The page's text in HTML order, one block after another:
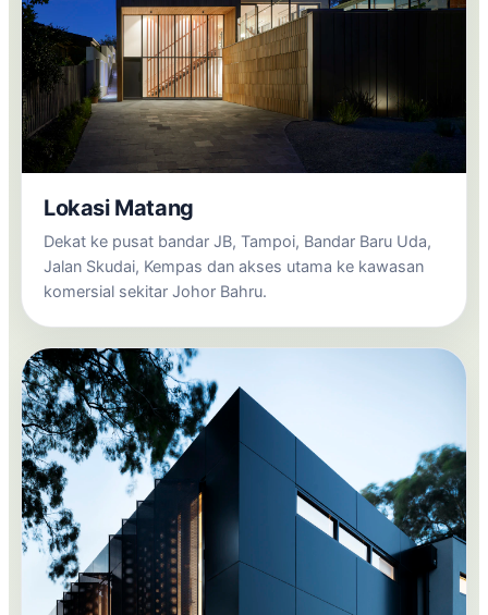
Lokasi Matang
Dekat ke pusat bandar JB, Tampoi, Bandar Baru Uda,
Jalan Skudai, Kempas dan akses utama ke kawasan
komersial sekitar Johor Bahru.